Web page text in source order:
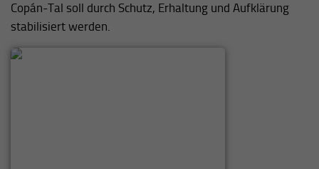
Copán-Tal soll durch Schutz, Erhaltung und Aufklärung
stabilisiert werden.